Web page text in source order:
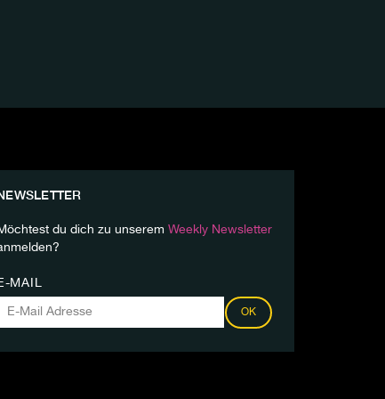
du dich zu unserem Weekly Newsletter
MAIL
OK